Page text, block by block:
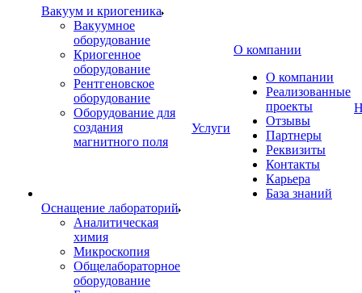
Вакуум и криогеника
Вакуумное
оборудование
Криогенное
оборудование
Рентгеновское
оборудование
Оборудование для
создания
магнитного поля
Оснащение лабораторий
Аналитическая
химия
Микроскопия
Общелабораторное
оборудование
Услуги
О компании
О компании
Реализованные
проекты
Отзывы
Партнеры
Реквизиты
Контакты
Карьера
База знаний